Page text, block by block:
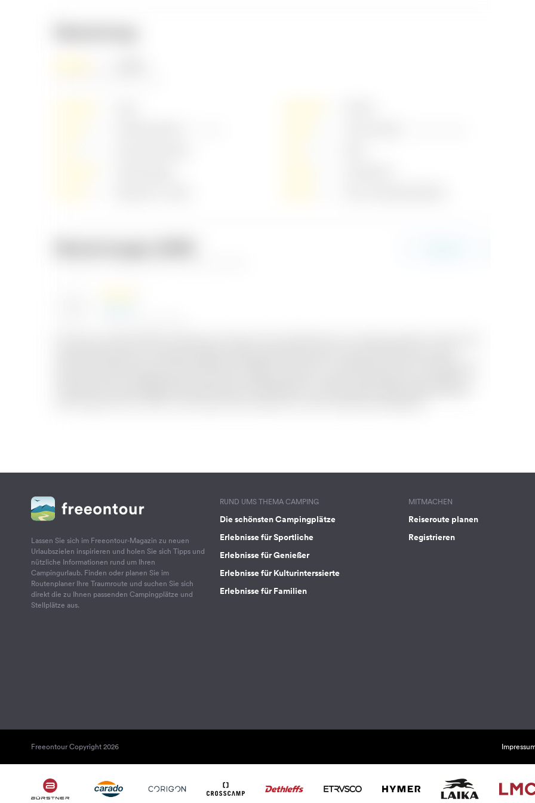
Lassen Sie sich im Freeontour-Magazin zu neuen
Urlaubszielen inspirieren und holen Sie sich Tipps und
nützliche Informationen rund um Ihren
Campingurlaub. Finden oder planen Sie im
Routenplaner Ihre Traumroute und suchen Sie sich
direkt die zu Ihnen passenden Campingplätze und
Stellplätze aus.
RUND UMS THEMA CAMPING
Die schönsten Campingplätze
Erlebnisse für Sportliche
Erlebnisse für Genießer
Erlebnisse für Kulturinterssierte
Erlebnisse für Familien
MITMACHEN
Reiseroute planen
Registrieren
Freeontour Copyright 2026